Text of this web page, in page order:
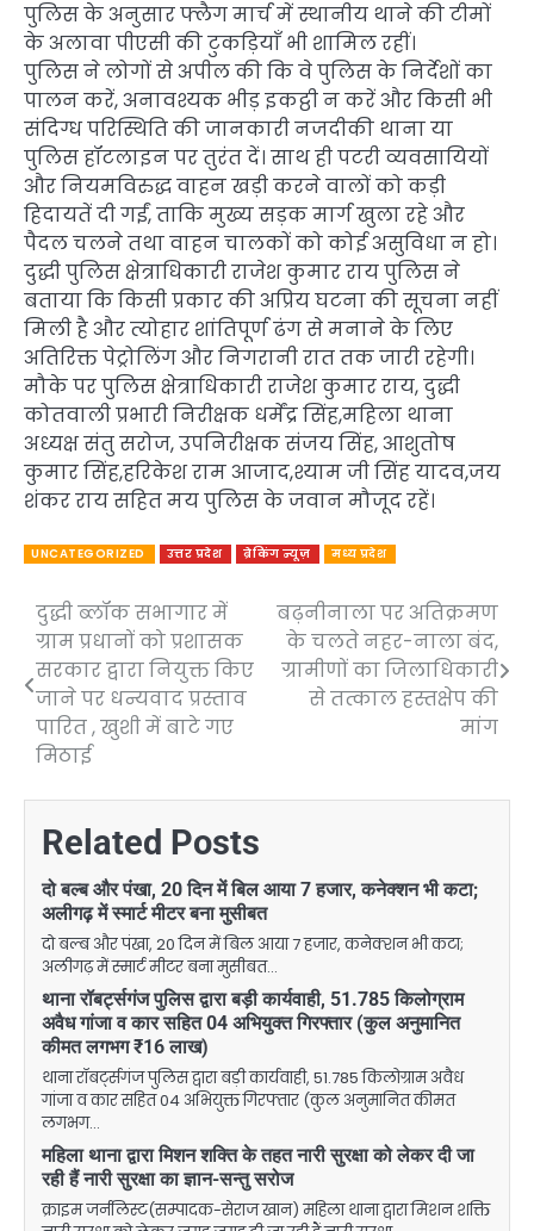
पुलिस के अनुसार फ्लैग मार्च में स्थानीय थाने की टीमों
के अलावा पीएसी की टुकड़ियाँ भी शामिल रहीं।
पुलिस ने लोगों से अपील की कि वे पुलिस के निर्देशों का
पालन करें, अनावश्यक भीड़ इकट्ठी न करें और किसी भी
संदिग्ध परिस्थिति की जानकारी नजदीकी थाना या
पुलिस हॉटलाइन पर तुरंत दें। साथ ही पटरी व्यवसायियों
और नियमविरुद्ध वाहन खड़ी करने वालों को कड़ी
हिदायतें दी गईं, ताकि मुख्य सड़क मार्ग खुला रहे और
पैदल चलने तथा वाहन चालकों को कोई असुविधा न हो।
दुद्धी पुलिस क्षेत्राधिकारी राजेश कुमार राय पुलिस ने
बताया कि किसी प्रकार की अप्रिय घटना की सूचना नहीं
मिली है और त्योहार शांतिपूर्ण ढंग से मनाने के लिए
अतिरिक्त पेट्रोलिंग और निगरानी रात तक जारी रहेगी।
मौके पर पुलिस क्षेत्राधिकारी राजेश कुमार राय, दुद्धी
कोतवाली प्रभारी निरीक्षक धर्मेंद्र सिंह,महिला थाना
अध्यक्ष संतु सरोज, उपनिरीक्षक संजय सिंह, आशुतोष
कुमार सिंह,हरिकेश राम आजाद,श्याम जी सिंह यादव,जय
शंकर राय सहित मय पुलिस के जवान मौजूद रहें।
UNCATEGORIZED उत्तर प्रदेश ब्रेकिंग न्यूज़ मध्य प्रदेश
Post
navigation
दुद्धी ब्लॉक सभागार में
ग्राम प्रधानों को प्रशासक
सरकार द्वारा नियुक्त किए
जाने पर धन्यवाद प्रस्ताव
पारित , खुशी में बाटे गए
मिठाई
बढ़नीनाला पर अतिक्रमण
के चलते नहर-नाला बंद,
ग्रामीणों का जिलाधिकारी
से तत्काल हस्तक्षेप की
मांग
Related Posts
दो बल्ब और पंखा, 20 दिन में बिल आया 7 हजार, कनेक्शन भी कटा;
अलीगढ़ में स्मार्ट मीटर बना मुसीबत
दो बल्ब और पंखा, 20 दिन में बिल आया 7 हजार, कनेक्शन भी कटा;
अलीगढ़ में स्मार्ट मीटर बना मुसीबत…
थाना रॉबर्ट्सगंज पुलिस द्वारा बड़ी कार्यवाही, 51.785 किलोग्राम
अवैध गांजा व कार सहित 04 अभियुक्त गिरफ्तार (कुल अनुमानित
कीमत लगभग ₹16 लाख)
थाना रॉबर्ट्सगंज पुलिस द्वारा बड़ी कार्यवाही, 51.785 किलोग्राम अवैध
गांजा व कार सहित 04 अभियुक्त गिरफ्तार (कुल अनुमानित कीमत
लगभग…
महिला थाना द्वारा मिशन शक्ति के तहत नारी सुरक्षा को लेकर दी जा
रही हैं नारी सुरक्षा का ज्ञान-सन्तु सरोज
क्राइम जर्नलिस्ट(सम्पादक-सेराज खान) महिला थाना द्वारा मिशन शक्ति